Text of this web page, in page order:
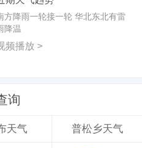
方降雨一轮接一轮 华北东北有雷
降温
频播放 >
询
天气 普松乡天气